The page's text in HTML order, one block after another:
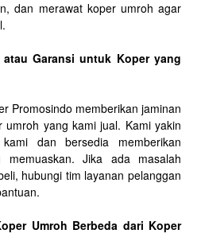
dan merawat koper umroh agar
Garansi untuk Koper yang
Promosindo memberikan jaminan
umroh yang kami jual. Kami yakin
dan bersedia memberikan
Jika ada masalah
hubungi tim layanan pelanggan
Umroh Berbeda dari Koper